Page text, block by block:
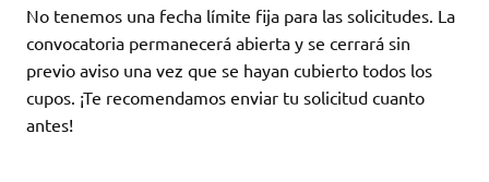
No tenemos una fecha límite fija para las solicitudes. La
convocatoria permanecerá abierta y se cerrará sin
previo aviso una vez que se hayan cubierto todos los
cupos. ¡Te recomendamos enviar tu solicitud cuanto
antes!